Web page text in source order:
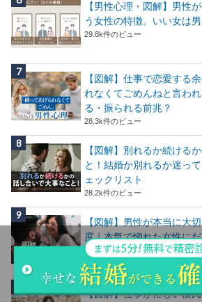
【男性心理・図解】男性
う女性の特徴。いい女は
29.8k件のビュー
【図解】仕事で恋愛する
れなくてごめんねと言わ
る・振られる前兆？
28.3k件のビュー
【図解】別れるか続ける
と！結婚か別れるか迷っ
ェックリスト
28.2k件のビュー
【図解】男性が本当に大
度｜本気で惚れた女性に
ョン
24.7k件のビュー
【図解】仕事が忙しい彼